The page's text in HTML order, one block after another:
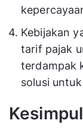
Kebijakan
tarif pajak
terdampak
solusi